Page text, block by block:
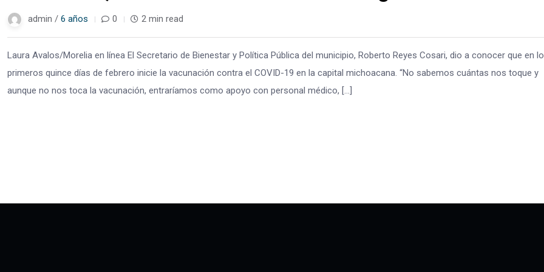
admin / 6 años 0 2 min read
Laura Avalos/Morelia en línea El Secretario de Bienestar y Política Pública del municipio, Roberto Reyes Cosari, dio a conocer que en
primeros quince días de febrero inicie la vacunación contra el COVID-19 en la capital michoacana. “No sabemos cuántas nos toque y
aunque no nos toca la vacunación, entraríamos como apoyo con personal médico, […]